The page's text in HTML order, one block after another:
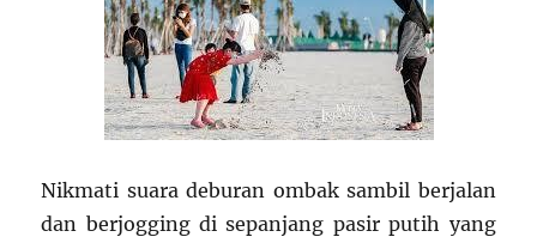
Nikmati suara deburan ombak sambil berjalan
dan berjogging di sepanjang pasir putih yang